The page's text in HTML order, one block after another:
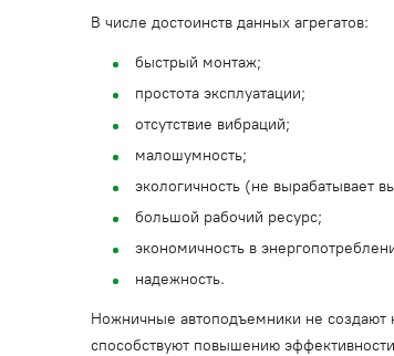
В числе достоинств данных агрегатов:
быстрый монтаж;
простота эксплуатации;
отсутствие вибраций;
малошумность;
экологичность (не вырабатывает
большой рабочий ресурс;
экономичность в
надежность.
Ножничные автоподъемники не
способствуют повышению